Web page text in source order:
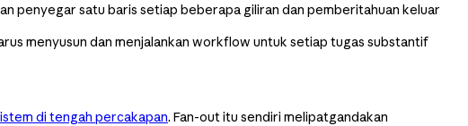
penyegar satu baris setiap beberapa giliran dan pemberitahuan keluar
menyusun dan menjalankan workflow untuk setiap tugas substantif
di tengah percakapan. Fan-out itu sendiri melipatgandakan